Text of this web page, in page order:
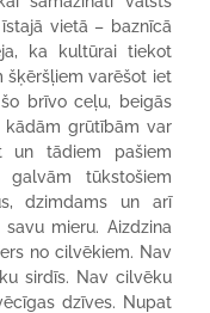
vietā – baznīcā
ka kultūrai tiekot
šķēršļiem varēšot iet
brīvo ceļu, beigās
kādām grūtībām var
un tādiem pašiem
tūkstošiem
dzimdams un arī
mieru. Aizdzina
no cilvēkiem. Nav
sirdīs. Nav cilvēku
dzīves. Nupat